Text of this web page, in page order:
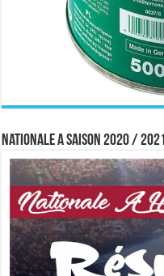
Nationale A saison 2020 / 2021